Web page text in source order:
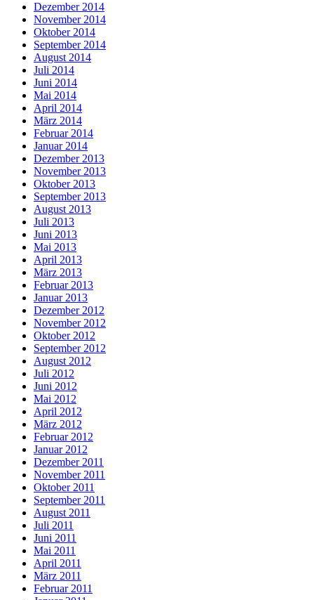
Dezember 2014
November 2014
Oktober 2014
September 2014
August 2014
Juli 2014
Juni 2014
Mai 2014
April 2014
März 2014
Februar 2014
Januar 2014
Dezember 2013
November 2013
Oktober 2013
September 2013
August 2013
Juli 2013
Juni 2013
Mai 2013
April 2013
März 2013
Februar 2013
Januar 2013
Dezember 2012
November 2012
Oktober 2012
September 2012
August 2012
Juli 2012
Juni 2012
Mai 2012
April 2012
März 2012
Februar 2012
Januar 2012
Dezember 2011
November 2011
Oktober 2011
September 2011
August 2011
Juli 2011
Juni 2011
Mai 2011
April 2011
März 2011
Februar 2011